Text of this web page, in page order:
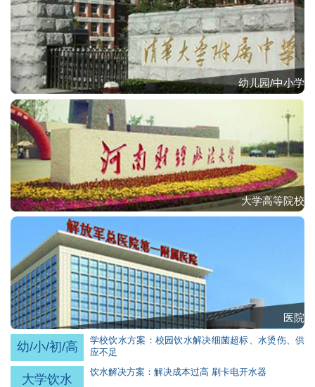
幼儿园/中小学
大学高等院校
医院
幼/小/初/高
学校饮水方案：校园饮水解决细菌超标、水烫伤、供
应不足
大学饮水 饮水解决方案：解决成本过高 刷卡电开水器